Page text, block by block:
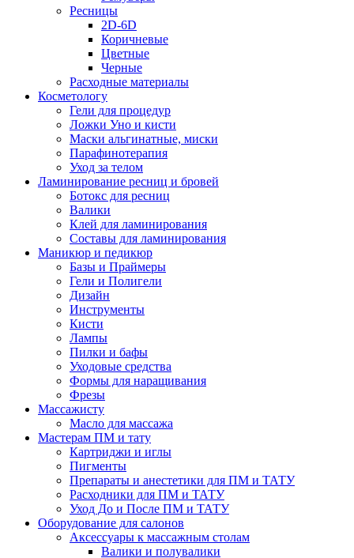
Ресницы
2D-6D
Коричневые
Цветные
Черные
Расходные материалы
Косметологу
Гели для процедур
Ложки Уно и кисти
Маски альгинатные, миски
Парафинотерапия
Уход за телом
Ламинирование ресниц и бровей
Ботокс для ресниц
Валики
Клей для ламинирования
Составы для ламинирования
Маникюр и педикюр
Базы и Праймеры
Гели и Полигели
Дизайн
Инструменты
Кисти
Лампы
Пилки и бафы
Уходовые средства
Формы для наращивания
Фрезы
Массажисту
Масло для массажа
Мастерам ПМ и тату
Картриджи и иглы
Пигменты
Препараты и анестетики для ПМ и ТАТУ
Расходники для ПМ и ТАТУ
Уход До и После ПМ и ТАТУ
Оборудование для салонов
Аксессуары к массажным столам
Валики и полувалики